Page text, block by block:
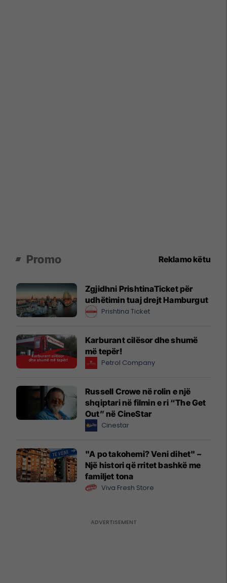
Promo Reklamo këtu
Zgjidhni PrishtinaTicket për
udhëtimin tuaj drejt Hamburgut
Prishtina Ticket
Karburant cilësor dhe shumë
më tepër!
Petrol Company
Russell Crowe në rolin e një
shqiptari në filmin e ri “The Get
Out” në CineStar
Cinestar
"A po takohemi? Veni dihet" –
Një histori që rritet bashkë me
familjet tona
Viva Fresh Store